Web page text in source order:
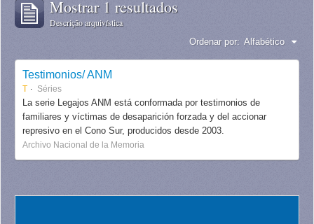
Mostrar 1 resultados
Descrição arquivística
Ordenar por: Alfabético
Testimonios/ ANM
T Séries
La serie Legajos ANM está conformada por testimonios de
familiares y víctimas de desaparición forzada y del accionar
represivo en el Cono Sur, producidos desde 2003.
Archivo Nacional de la Memoria